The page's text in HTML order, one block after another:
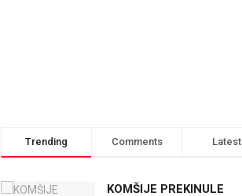
Trending Comments Latest
KOMŠIJE PREKINULE